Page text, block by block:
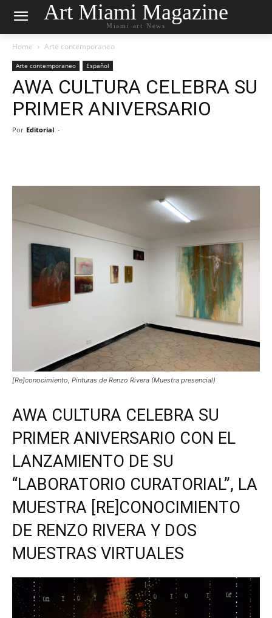
Art Miami Magazine
Miami art News
Home Arte contemporaneo
Arte contemporaneo Español
AWA CULTURA CELEBRA SU
PRIMER ANIVERSARIO
Por Editorial -
[Re]conocimiento, Pinturas de Renzo Rivera (Muestra presencial)
AWA CULTURA CELEBRA SU
PRIMER ANIVERSARIO CON EL
LANZAMIENTO DE SU
“LABORATORIO CURATORIAL”, LA
MUESTRA [RE]CONOCIMIENTO
DE RENZO RIVERA Y DOS
MUESTRAS VIRTUALES